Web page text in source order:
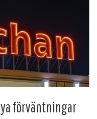
förväntningar